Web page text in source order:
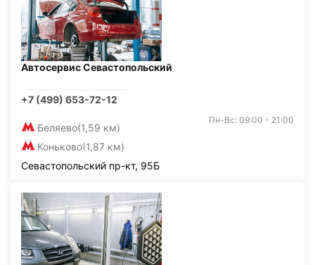
Автосервис Севастопольский
+7 (499) 653-72-12
Беляево(1,59 км)
Коньково(1,87 км)
Пн-Вс: 09:00 - 21:00
Севастопольский пр-кт, 95Б